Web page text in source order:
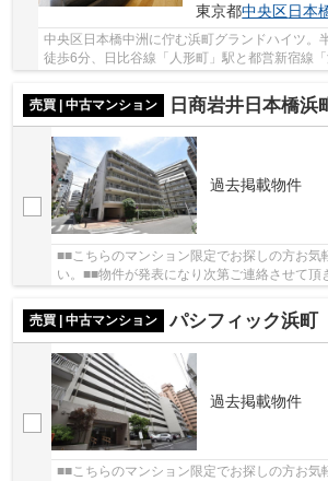
東京都中央区日本
中央区日本橋中洲に佇む浜町グランドハイツ。
徒歩6分、日比谷線「人形町」駅と都営新宿線「
の立地です。都心近くながら隅田川沿いに立地
売買 | 中古マンション
日商岩井日本橋浜
過去掲載物件
■■こちらのマンション限定でお探しの方お気
い。■■物件が発表になり次第ご連絡させて頂
売買 | 中古マンション パシフィック浜町
過去掲載物件
■■こちらのマンション限定でお探しの方お気